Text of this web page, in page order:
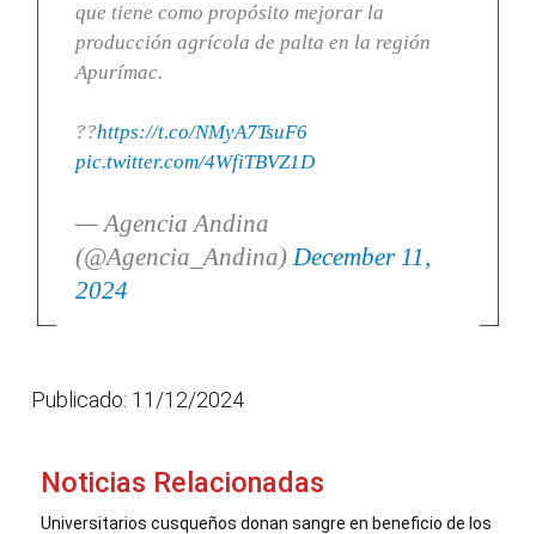
que tiene como propósito mejorar la
producción agrícola de palta en la región
Apurímac.
??https://t.co/NMyA7TsuF6
pic.twitter.com/4WfiTBVZ1D
— Agencia Andina
(@Agencia_Andina)December 11,
2024
Publicado: 11/12/2024
Noticias Relacionadas
Universitarios cusqueños donan sangre en beneficio de los